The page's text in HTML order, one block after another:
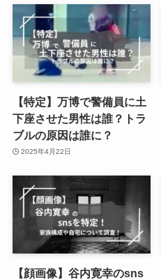
【特定】万博で警備員に土
下座させた男性は誰？トラ
ブルの原因は誰に？
2025年4月22日
【顔画像】谷内寛幸のsns